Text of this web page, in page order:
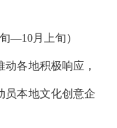
—10月上旬）
各地积极响应，
员本地文化创意企